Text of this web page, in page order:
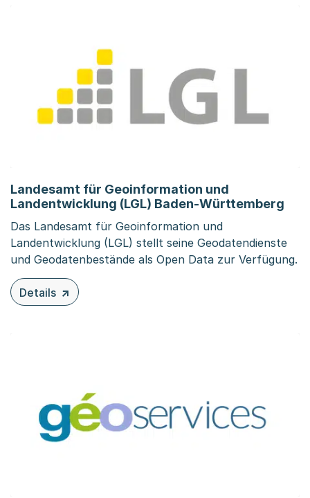
Landesamt für Geoinformation und
Landentwicklung (LGL) Baden-Württemberg
Das Landesamt für Geoinformation und
Landentwicklung (LGL) stellt seine Geodatendienste
und Geodatenbestände als Open Data zur Verfügung.
Details
zu diesem Inhalt: Landesamt für Geoinformation und